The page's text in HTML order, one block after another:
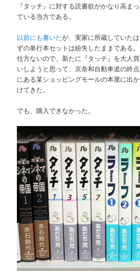
『タッチ』に対する読書欲がかなり高まっ
ている当方である。
以前にも書いたが、実家に所蔵していたは
ずの単行本セットは紛失したままである。
仕方ないので、新たに『タッチ』を大人買
いしようと思って、京奈和自動車道の終点
にある某ショッピングモールの本屋に出か
けてきた。
でも、購入できなかった。